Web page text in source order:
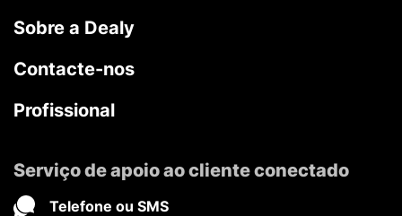
Sobre a Dealy
Contacte-nos
Profissional
Serviço de apoio ao cliente conectado
Telefone ou SMS